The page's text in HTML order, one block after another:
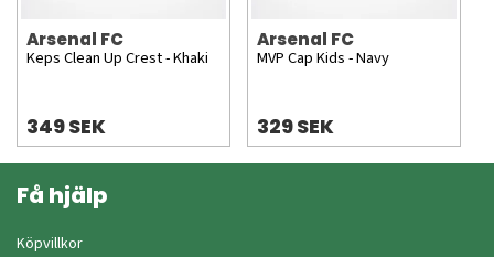
Arsenal FC
Keps Clean Up Crest - Khaki
349 SEK
Arsenal FC
MVP Cap Kids - Navy
329 SEK
Få hjälp
Köpvillkor